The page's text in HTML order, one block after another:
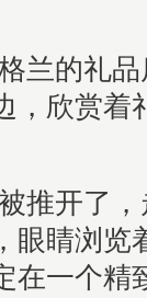
兰的礼
，欣赏着
推开了
眼睛浏览
在一个精